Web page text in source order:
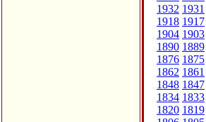
1932 1931
1918 1917
1904 1903
1890 1889
1876 1875
1862 1861
1848 1847
1834 1833
1820 1819